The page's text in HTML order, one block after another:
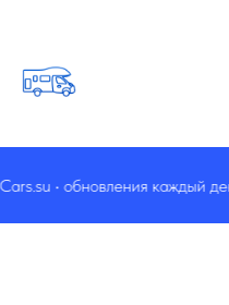
• обновления каждый день